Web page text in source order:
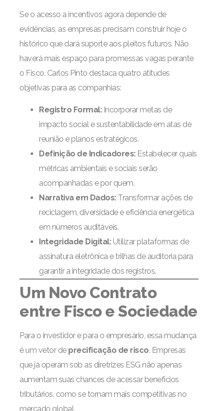
Se o acesso a incentivos agora depende de
evidências, as empresas precisam construir hoje o
histórico que dará suporte aos pleitos futuros. Não
haverá mais espaço para promessas vagas perante
o Fisco. Carlos Pinto destaca quatro atitudes
objetivas para as companhias:
Registro Formal:Incorporar metas de
impacto social e sustentabilidade em atas de
reunião e planos estratégicos.
Definição de Indicadores:Estabelecer quais
métricas ambientais e sociais serão
acompanhadas e por quem.
Narrativa em Dados:Transformar ações de
reciclagem, diversidade e eficiência energética
em números auditáveis.
Integridade Digital:Utilizar plataformas de
assinatura eletrônica e trilhas de auditoria para
garantir a integridade dos registros.
Um Novo Contrato
entre Fisco e Sociedade
Para o investidor e para o empresário, essa mudança
é um vetor de precificação de risco. Empresas
que já operam sob as diretrizes ESG não apenas
aumentam suas chances de acessar benefícios
tributários, como se tornam mais competitivas no
mercado global.